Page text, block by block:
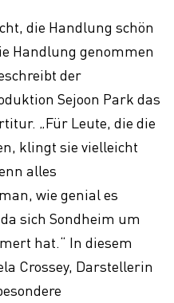
die Handlung schön
Handlung genommen
der
Sejoon Park das
„Für Leute, die die
klingt sie vielleicht
alles
wie genial es
sich Sondheim um
hat.“ In diesem
Crossey, Darstellerin